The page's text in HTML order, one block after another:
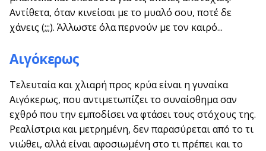
Αντίθετα, όταν κινείσαι με το μυαλό σου, ποτέ δε
χάνεις (;;;). Άλλωστε όλα περνούν με τον καιρό...
Αιγόκερως
Τελευταία και χλιαρή προς κρύα είναι η γυναίκα
Αιγόκερως, που αντιμετωπίζει το συναίσθημα σαν
εχθρό που την εμποδίσει να φτάσει τους στόχους της.
Ρεαλίστρια και μετρημένη, δεν παρασύρεται από το τι
νιώθει, αλλά είναι αφοσιωμένη στο τι πρέπει και το